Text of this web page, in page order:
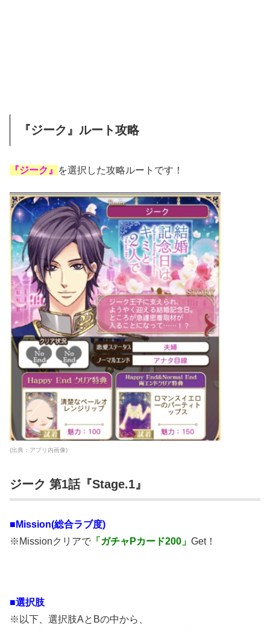
『ジーク』ルート攻略
『ジーク』 を選択した攻略ルートです！
(出典：アプリ内画像)
ジーク 第1話『Stage.1』
■Mission(総合ラブ度)
※Missionクリアで 「ガチャPカード200」 Get！
■選択肢
※以下、選択肢AとBの中から、